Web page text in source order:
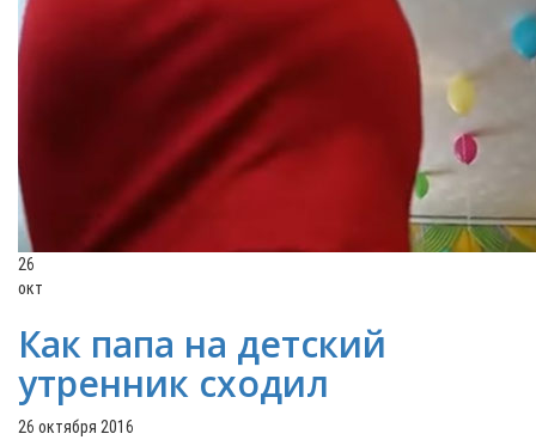
26
окт
Как папа на детский
утренник сходил
26 октября 2016